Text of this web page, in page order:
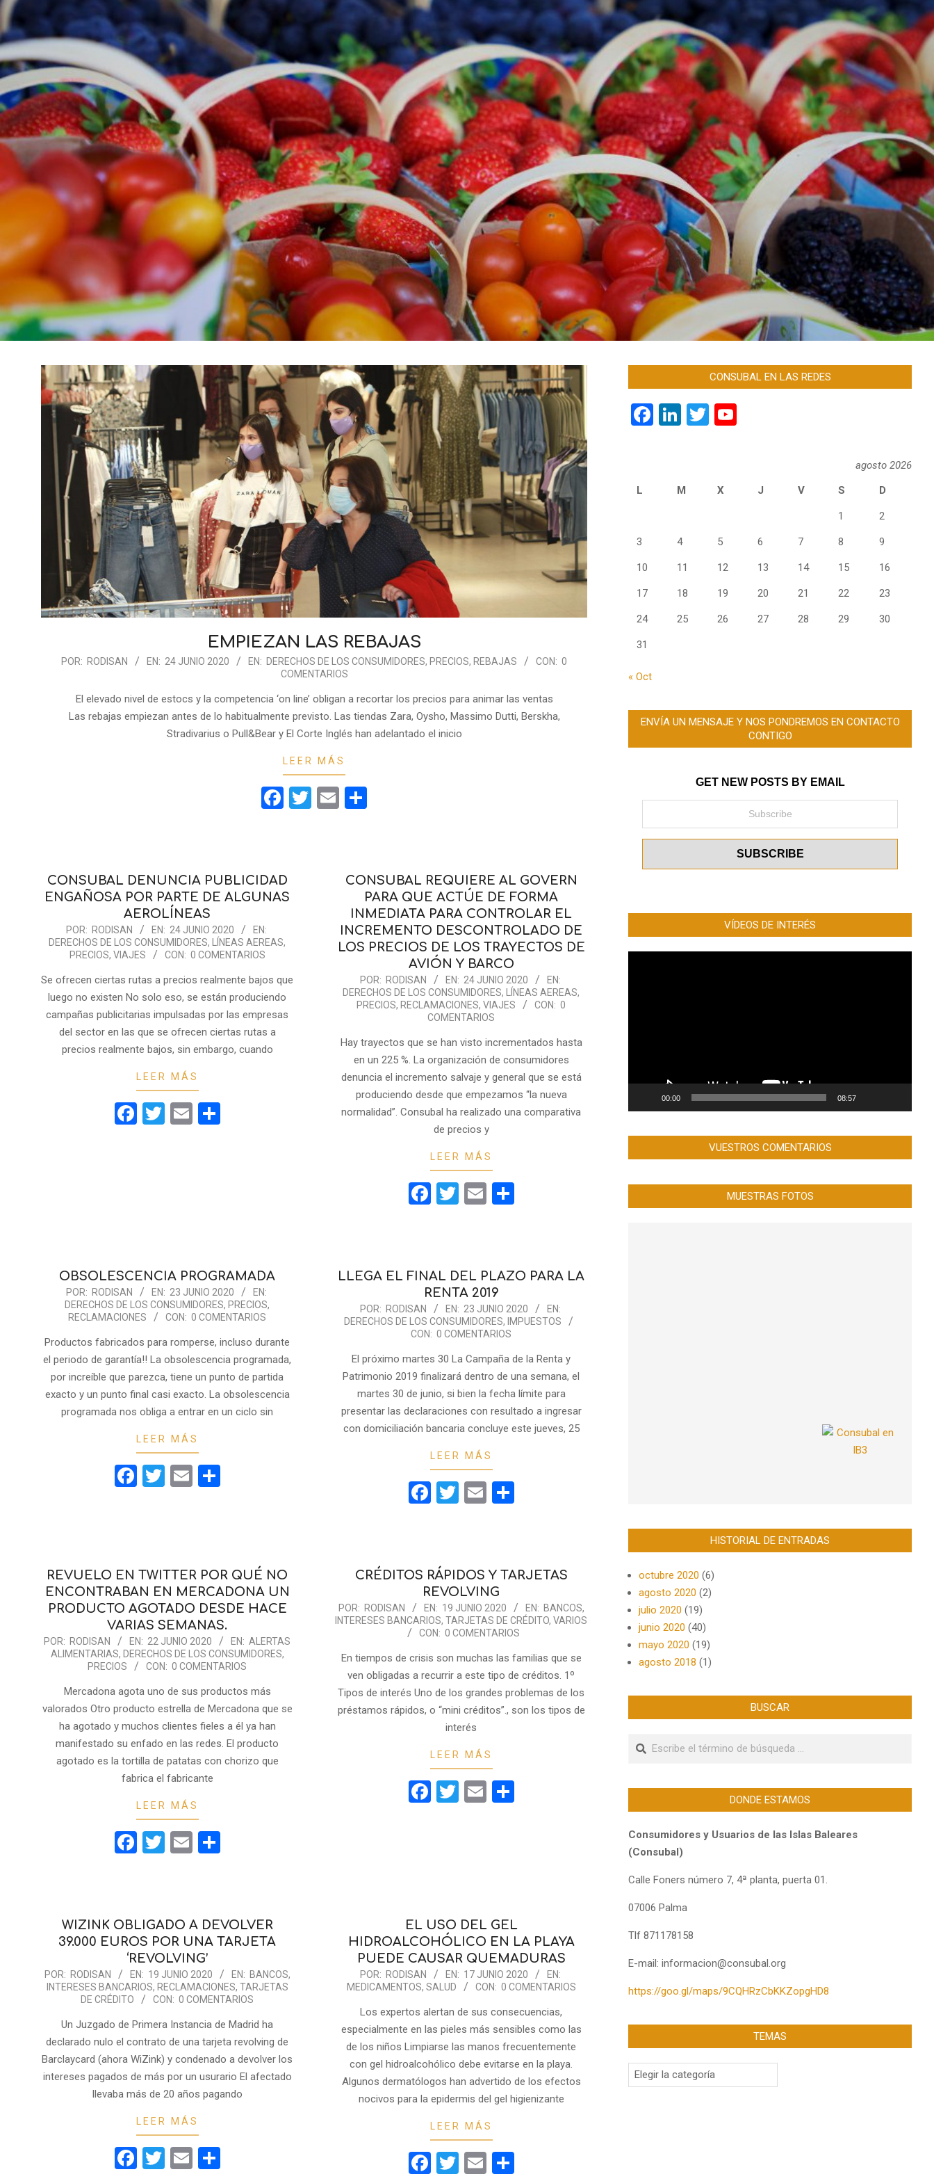
EMPIEZAN LAS REBAJAS
2020-POR: RODISAN EN: 24 JUNIO 2020 EN: DERECHOS DE LOS CONSUMIDORES, PRECIOS, REBAJAS CON: 0
COMENTARIOS
El elevado nivel de estocs y la competencia ‘on line’ obligan a recortar los precios para animar las ventas
Las rebajas empiezan antes de lo habitualmente previsto. Las tiendas Zara, Oysho, Massimo Dutti, Berskha,
Stradivarius o Pull&Bear y El Corte Inglés han adelantado el inicio
LEER MÁS
Facebook
Twitter
Email
CONSUBAL DENUNCIA PUBLICIDAD
ENGAÑOSA POR PARTE DE ALGUNAS
AEROLÍNEAS
2020-
06-
POR: RODISAN EN: 24 JUNIO 2020
EN:
DERECHOS DE LOS CONSUMIDORES, LÍNEAS AEREAS,
PRECIOS, VIAJES CON: 0 COMENTARIOS
Se ofrecen ciertas rutas a precios realmente bajos que
luego no existen No solo eso, se están produciendo
campañas publicitarias impulsadas por las empresas
del sector en las que se ofrecen ciertas rutas a
precios realmente bajos, sin embargo, cuando
LEER MÁS
Facebook
Twitter
EmailCompartir
CONSUBAL REQUIERE AL GOVERN
PARA QUE ACTÚE DE FORMA
INMEDIATA PARA CONTROLAR EL
INCREMENTO DESCONTROLADO DE
LOS PRECIOS DE LOS TRAYECTOS DE
AVIÓN Y BARCO
2020-
06-
POR: RODISAN EN: 24 JUNIO 2020
EN:
DERECHOS DE LOS CONSUMIDORES, LÍNEAS AEREAS,
PRECIOS, RECLAMACIONES, VIAJES CON: 0
COMENTARIOS
Hay trayectos que se han visto incrementados hasta
en un 225 %. La organización de consumidores
denuncia el incremento salvaje y general que se está
produciendo desde que empezamos “la nueva
normalidad”. Consubal ha realizado una comparativa
de precios y
LEER MÁS
Facebook
Twitter
EmailCompartir
OBSOLESCENCIA PROGRAMADA
2020-POR: RODISAN EN: 23 JUNIO 2020
EN:
DERECHOS DE LOS CONSUMIDORES, PRECIOS,
RECLAMACIONES
CON: 0 COMENTARIOS
Productos fabricados para romperse, incluso durante
el periodo de garantía!! La obsolescencia programada,
por increíble que parezca, tiene un punto de partida
exacto y un punto final casi exacto. La obsolescencia
programada nos obliga a entrar en un ciclo sin
LEER MÁS
Facebook
Twitter
EmailCompartir
LLEGA EL FINAL DEL PLAZO PARA LA
RENTA 2019
2020-
06-
POR: RODISAN EN: 23 JUNIO 2020
EN:
DERECHOS DE LOS CONSUMIDORES, IMPUESTOS
CON: 0 COMENTARIOS
El próximo martes 30 La Campaña de la Renta y
Patrimonio 2019 finalizará dentro de una semana, el
martes 30 de junio, si bien la fecha límite para
presentar las declaraciones con resultado a ingresar
con domiciliación bancaria concluye este jueves, 25
LEER MÁS
Facebook
Twitter
EmailCompartir
REVUELO EN TWITTER POR QUÉ NO
ENCONTRABAN EN MERCADONA UN
PRODUCTO AGOTADO DESDE HACE
VARIAS SEMANAS.
2020-
06-
POR: RODISAN EN: 22 JUNIO 2020 EN: ALERTAS
ALIMENTARIAS, DERECHOS DE LOS CONSUMIDORES,
PRECIOS
CON: 0 COMENTARIOS
Mercadona agota uno de sus productos más
valorados Otro producto estrella de Mercadona que se
ha agotado y muchos clientes fieles a él ya han
manifestado su enfado en las redes. El producto
agotado es la tortilla de patatas con chorizo que
fabrica el fabricante
LEER MÁS
Facebook
Twitter
EmailCompartir
CRÉDITOS RÁPIDOS Y TARJETAS
REVOLVING
2020-
06-
POR: RODISAN EN: 19 JUNIO 2020 EN: BANCOS,
INTERESES BANCARIOS, TARJETAS DE CRÉDITO, VARIOS
CON: 0 COMENTARIOS
En tiempos de crisis son muchas las familias que se
ven obligadas a recurrir a este tipo de créditos. 1º
Tipos de interés Uno de los grandes problemas de los
préstamos rápidos, o “mini créditos”., son los tipos de
interés
LEER MÁS
Facebook
Twitter
EmailCompartir
WIZINK OBLIGADO A DEVOLVER
39.000 EUROS POR UNA TARJETA
‘REVOLVING’
2020-
06-
POR: RODISAN EN: 19 JUNIO 2020 EN: BANCOS,
INTERESES BANCARIOS, RECLAMACIONES, TARJETAS
DE CRÉDITO
CON: 0 COMENTARIOS
Un Juzgado de Primera Instancia de Madrid ha
declarado nulo el contrato de una tarjeta revolving de
Barclaycard (ahora WiZink) y condenado a devolver los
intereses pagados de más por un usurario El afectado
llevaba más de 20 años pagando
LEER MÁS
Facebook
Twitter
EmailCompartir
EL USO DEL GEL
HIDROALCOHÓLICO EN LA PLAYA
PUEDE CAUSAR QUEMADURAS
2020-
06-
POR: RODISAN EN: 17 JUNIO 2020
EN:
MEDICAMENTOS, SALUD CON: 0 COMENTARIOS
Los expertos alertan de sus consecuencias,
especialmente en las pieles más sensibles como las
de los niños Limpiarse las manos frecuentemente
con gel hidroalcohólico debe evitarse en la playa.
Algunos dermatólogos han advertido de los efectos
nocivos para la epidermis del gel higienizante
LEER MÁS
Facebook
Twitter
EmailCompartir
CONSUBAL EN LAS REDES
Facebook
LinkedIn
Twitter
agosto 2026
L
M X J V S D
1 2
3 4 5 6 7 8 9
10 11 12 13 14 15 16
17 18 19 20 21 22 23
24 25 26 27 28 29 30
31
« Oct
ENVÍA UN MENSAJE Y NOS PONDREMOS EN CONTACTO
CONTIGO
GET NEW POSTS BY EMAIL
VÍDEOS DE INTERÉS
00:00 08:57
VUESTROS COMENTARIOS
MUESTRAS FOTOS
HISTORIAL DE ENTRADAS
octubre 2020 (6)
agosto 2020 (2)
julio 2020 (19)
junio 2020 (40)
mayo 2020 (19)
agosto 2018 (1)
BUSCAR
Buscar
DONDE ESTAMOS
Consumidores y Usuarios de las Islas Baleares
(Consubal)
Calle Foners número 7, 4ª planta, puerta 01.
07006 Palma
Tlf 871178158
E-mail: informacion@consubal.org
https://goo.gl/maps/9CQHRzCbKKZopgHD8
TEMAS
Temas